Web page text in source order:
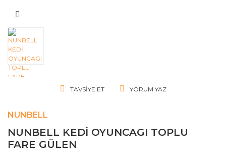
TAVSIYE ET YORUM YAZ
NUNBELL
NUNBELL KEDİ OYUNCAGI TOPLU
FARE GÜLEN